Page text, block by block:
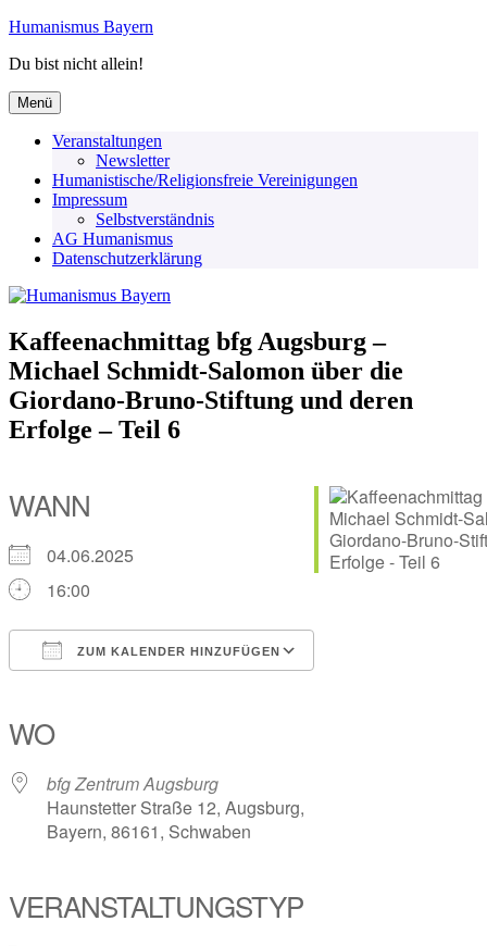
Zum
springen
Humanismus Bayern
Du bist nicht allein!
Menü
Veranstaltungen
Newsletter
Humanistische/Religionsfreie Vereinigungen
Impressum
Selbstverständnis
AG Humanismus
Datenschutzerklärung
Kaffeenachmittag bfg Augsburg –
Michael Schmidt-Salomon über die
Giordano-Bruno-Stiftung und deren
Erfolge – Teil 6
WANN
04.06.2025
16:00
ZUM KALENDER HINZUFÜGEN
WO
bfg Zentrum Augsburg
Haunstetter Straße 12, Augsburg,
Bayern, 86161, Schwaben
VERANSTALTUNGSTYP